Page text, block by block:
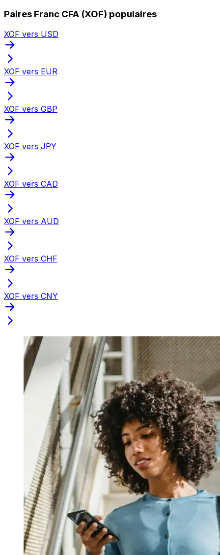
Paires Franc CFA (XOF) populaires
XOF vers USD
XOF vers EUR
XOF vers GBP
XOF vers JPY
XOF vers CAD
XOF vers AUD
XOF vers CHF
XOF vers CNY